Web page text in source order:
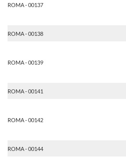
ROMA - 00137
ROMA - 00138
ROMA - 00139
ROMA - 00141
ROMA - 00142
ROMA - 00144